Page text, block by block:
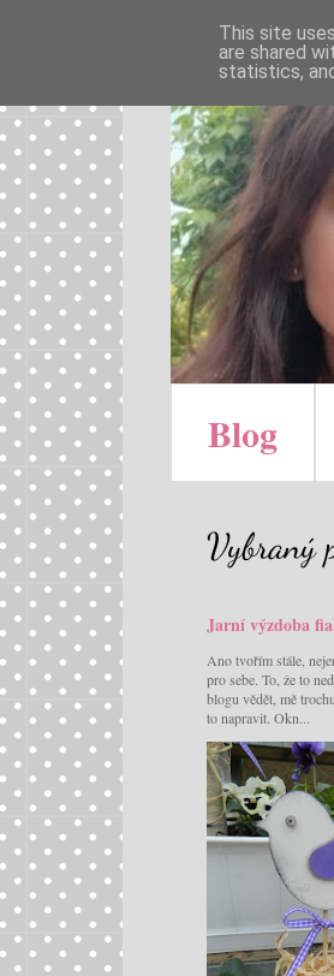
Blog
Vybraný
Jarní výzdoba
Ano tvořím stále,
pro sebe. To, že to
blogu vědět, mě
to napravit. Okn...
This site
are shared
statistics,